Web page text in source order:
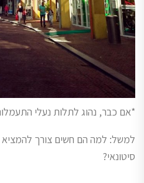
*אם כבר, נהוג לתלות נעלי
למשל: למה הם חשים צורך להמציא
סיטונאי?